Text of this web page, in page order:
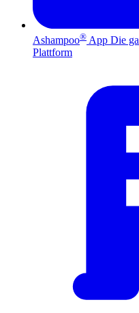
Ashampoo® App Die
Plattform